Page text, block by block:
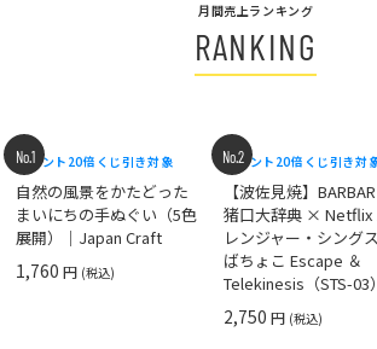
月間売上ランキング
RANKING
No.1
ポイント20倍 くじ引き対象
自然の風景をかたどった
まいにちの手ぬぐい（5色
展開）｜Japan Craft
1,760円 (税込)
No.2
ポイント20倍 くじ引き対
【波佐見焼】
猪口大辞典 × Netflix
レンジャー・シング
ばちょこ Escape ＆
Telekinesis（STS-03）
2,750円 (税込)